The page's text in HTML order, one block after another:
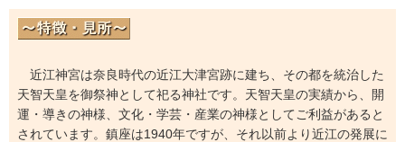
近江神宮は奈良時代の近江大津宮跡に建ち、その都を統治した
天智天皇を御祭神として祀る神社です。天智天皇の実績から、開
運・導きの神様、文化・学芸・産業の神様としてご利益があると
されています。鎮座は1940年ですが、それ以前より近江の発展に